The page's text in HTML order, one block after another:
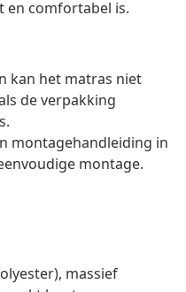
en comfortabel is.
kan het matras niet
de verpakking
montagehandleiding in
montage.
massief